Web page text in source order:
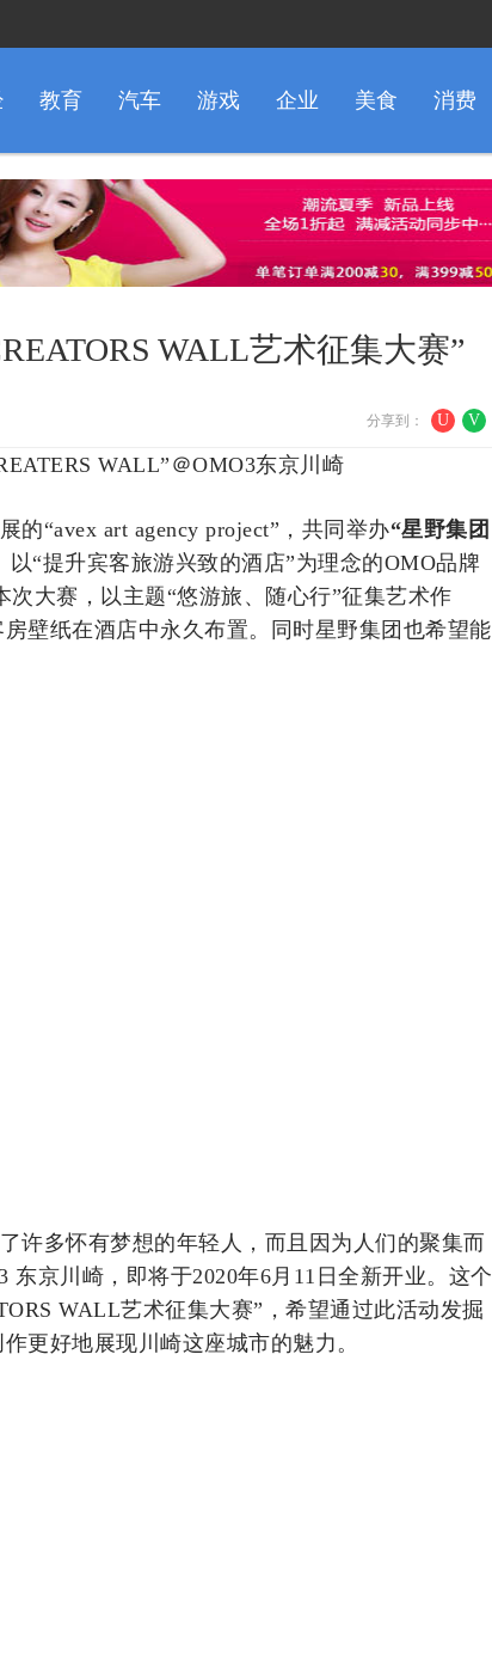
教育 汽车 游戏 企业 美食 消费
WALL艺术征集大赛”
U V
分享到：
WALL”＠OMO3东京川崎
“avex art agency project”，共同举办“星野集团
以“提升宾客旅游兴致的酒店”为理念的OMO品牌
大赛，以主题“悠游旅、随心行”征集艺术作
壁纸在酒店中永久布置。同时星野集团也希望能
许多怀有梦想的年轻人，而且因为人们的聚集而
京川崎，即将于2020年6月11日全新开业。这个
WALL艺术征集大赛”，希望通过此活动发掘
更好地展现川崎这座城市的魅力。